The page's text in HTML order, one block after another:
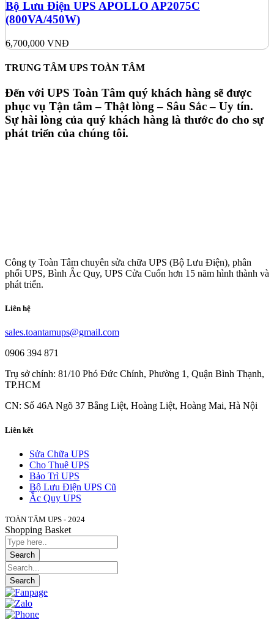
Bộ Lưu Điện UPS APOLLO AP2075C
(800VA/450W)
6,700,000 VNĐ
TRUNG TÂM UPS TOÀN TÂM
Đến với UPS Toàn Tâm quý khách hàng sẽ được
phục vụ Tận tâm – Thật lòng – Sâu Sắc – Uy tín.
Sự hài lòng của quý khách hàng là thước đo cho sự
phát triển của chúng tôi.
Công ty Toàn Tâm chuyên sửa chữa UPS (Bộ Lưu Điện), phân
phối UPS, Bình Ắc Quy, UPS Cửa Cuốn hơn 15 năm hình thành và
phát triển.
Liên hệ
sales.toantamups@gmail.com
0906 394 871
Trụ sở chính: 81/10 Phó Đức Chính, Phường 1, Quận Bình Thạnh,
TP.HCM
CN: Số 46A Ngõ 37 Bằng Liệt, Hoàng Liệt, Hoàng Mai, Hà Nội
Liên kết
Sửa Chữa UPS
Cho Thuê UPS
Bảo Trì UPS
Bộ Lưu Điện UPS Cũ
Ắc Quy UPS
TOÀN TÂM UPS - 2024
Shopping Basket